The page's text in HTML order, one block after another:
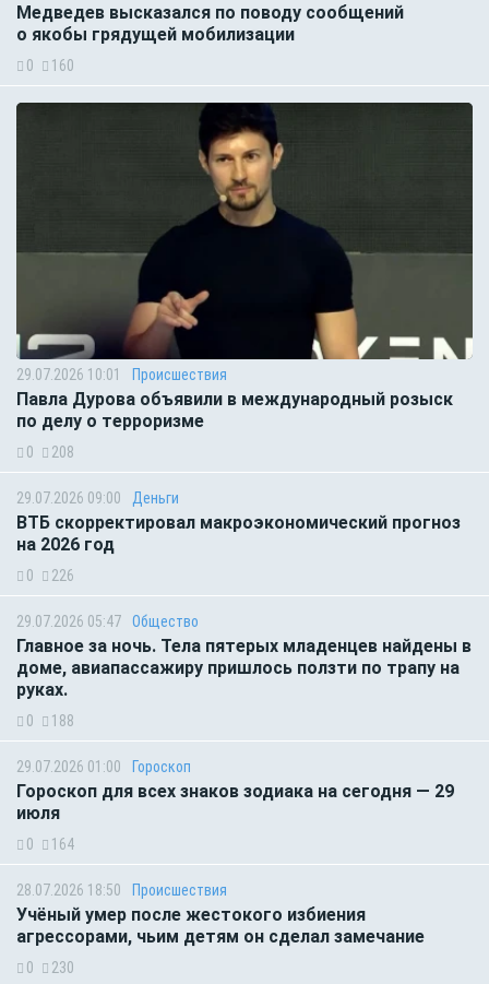
Медведев высказался по поводу сообщений
о якобы грядущей мобилизации
0 160
29.07.2026 10:01 Происшествия
Павла Дурова объявили в международный розыск
по делу о терроризме
0 208
29.07.2026 09:00 Деньги
ВТБ скорректировал макроэкономический прогноз
на 2026 год
0 226
29.07.2026 05:47 Общество
Главное за ночь. Тела пятерых младенцев найдены в
доме, авиапассажиру пришлось ползти по трапу на
руках.
0 188
29.07.2026 01:00 Гороскоп
Гороскоп для всех знаков зодиака на сегодня — 29
июля
0 164
28.07.2026 18:50 Происшествия
Учёный умер после жестокого избиения
агрессорами, чьим детям он сделал замечание
0 230